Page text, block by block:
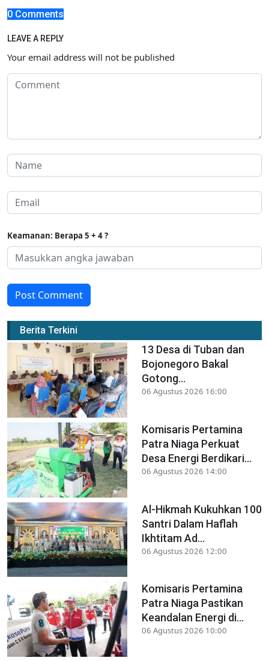
0 Comments
LEAVE A REPLY
Your email address will not be published
Keamanan: Berapa 5 + 4 ?
Post Comment
Berita Terkini
13 Desa di Tuban dan
Bojonegoro Bakal
Gotong...
06 Agustus 2026 16:00
Komisaris Pertamina
Patra Niaga Perkuat
Desa Energi Berdikari...
06 Agustus 2026 14:00
Al-Hikmah Kukuhkan 100
Santri Dalam Haflah
Ikhtitam Ad...
06 Agustus 2026 12:00
Komisaris Pertamina
Patra Niaga Pastikan
Keandalan Energi di...
06 Agustus 2026 10:00